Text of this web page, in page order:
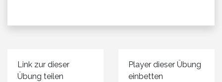
Link zur dieser
Übung teilen
Player dieser Übung
einbetten